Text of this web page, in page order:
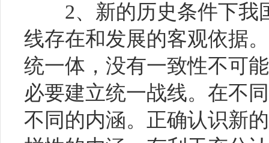
2、新的历史条件下我
线存在和发展的客观依据
统一体，没有一致性不可
必要建立统一战线。在不
不同的内涵。正确认识新